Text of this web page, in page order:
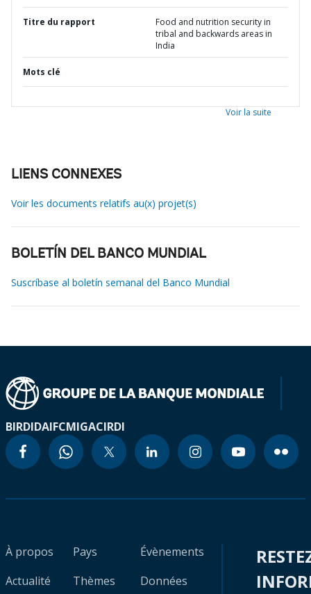
Titre du rapport
Food and nutrition security in
tribal and backwards areas in
India
Mots clé
Voir la suite
LIENS CONNEXES
Voir les documents relatifs au(x) projet(s)
BOLETÍN DEL BANCO MUNDIAL
Suscríbase al boletín semanal del Banco Mundial
BIRDIDAIFCMIGACIRDI
À propos
Actualité
Pays
Thèmes
Évènements
Données